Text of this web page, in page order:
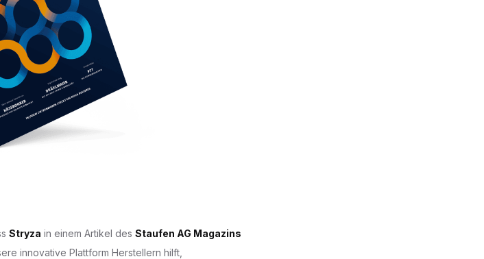
Stryza in einem Artikel des Staufen AG Magazins
innovative Plattform Herstellern hilft,